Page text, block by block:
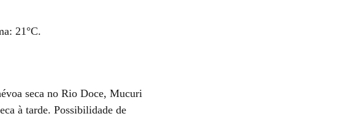
21°C.
seca no Rio Doce, Mucuri
à tarde. Possibilidade de